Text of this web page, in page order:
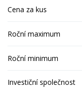
Cena za kus
Roční maximum
Roční minimum
Investiční společnost